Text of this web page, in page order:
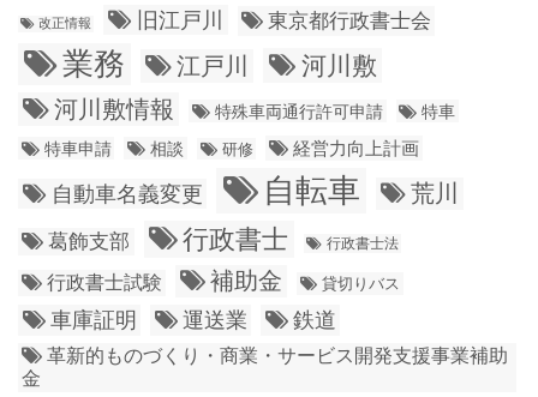
改正情報 旧江戸川 東京都行政書士会
業務 江戸川
河川敷
河川敷情報
特殊車両通行許可申請
特車
特車申請
相談 研修 経営力向上計画
自動車名義変更 自転車 荒川
葛飾支部 行政書士 行政書士法
行政書士試験 補助金 貸切りバス
車庫証明 運送業 鉄道
革新的ものづくり・商業・サービス開発支援事業補助
金